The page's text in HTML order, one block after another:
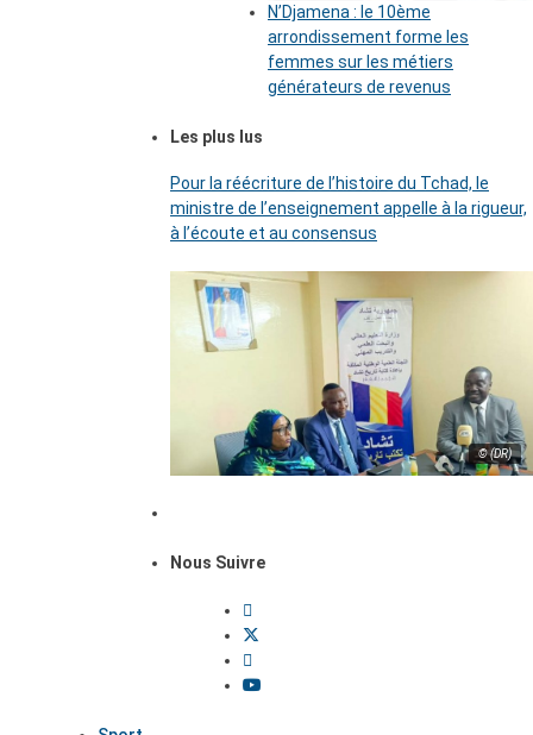
N’Djamena : le 10ème
arrondissement forme les
femmes sur les métiers
générateurs de revenus
Les plus lus
Pour la réécriture de l’histoire du Tchad, le
ministre de l’enseignement appelle à la rigueur,
à l’écoute et au consensus
© (DR)
Nous Suivre